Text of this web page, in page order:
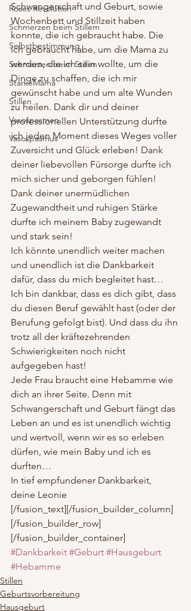
Roses Revolution
Schmerzen beim Stillem
Selbstbestimmung
Schmerzen beim Stillen
StarkeMama
Stillen
Vasospasmen
Vasospasmus
Schwangerschaft und Geburt, sowie
Wochenbett und Stillzeit haben
konnte, die ich gebraucht habe. Die
ich gebraucht habe, um die Mama zu
werden, die ich sein wollte, um die
Dinge zu schaffen, die ich mir
gewünscht habe und um alte Wunden
zu heilen. Dank dir und deiner
professionellen Unterstützung durfte
ich jeden Moment dieses Weges voller
Zuversicht und Glück erleben! Dank
deiner liebevollen Fürsorge durfte ich
mich sicher und geborgen fühlen!
Dank deiner unermüdlichen
Zugewandtheit und ruhigen Stärke
durfte ich meinem Baby zugewandt
und stark sein!
Ich könnte unendlich weiter machen
und unendlich ist die Dankbarkeit
dafür, dass du mich begleitet hast…
Ich bin dankbar, dass es dich gibt, dass
du diesen Beruf gewählt hast (oder der
Berufung gefolgt bist). Und dass du ihn
trotz all der kräftezehrenden
Schwierigkeiten noch nicht
aufgegeben hast!
Jede Frau braucht eine Hebamme wie
dich an ihrer Seite. Denn mit
Schwangerschaft und Geburt fängt das
Leben an und es ist unendlich wichtig
und wertvoll, wenn wir es so erleben
dürfen, wie mein Baby und ich es
durften…
In tief empfundener Dankbarkeit,
deine Leonie
[/fusion_text][/fusion_builder_column]
[/fusion_builder_row]
[/fusion_builder_container]
#Dankbarkeit #Geburt #Hausgeburt
#Hebamme
Stillen
Geburtsvorbereitung
Hausgeburt